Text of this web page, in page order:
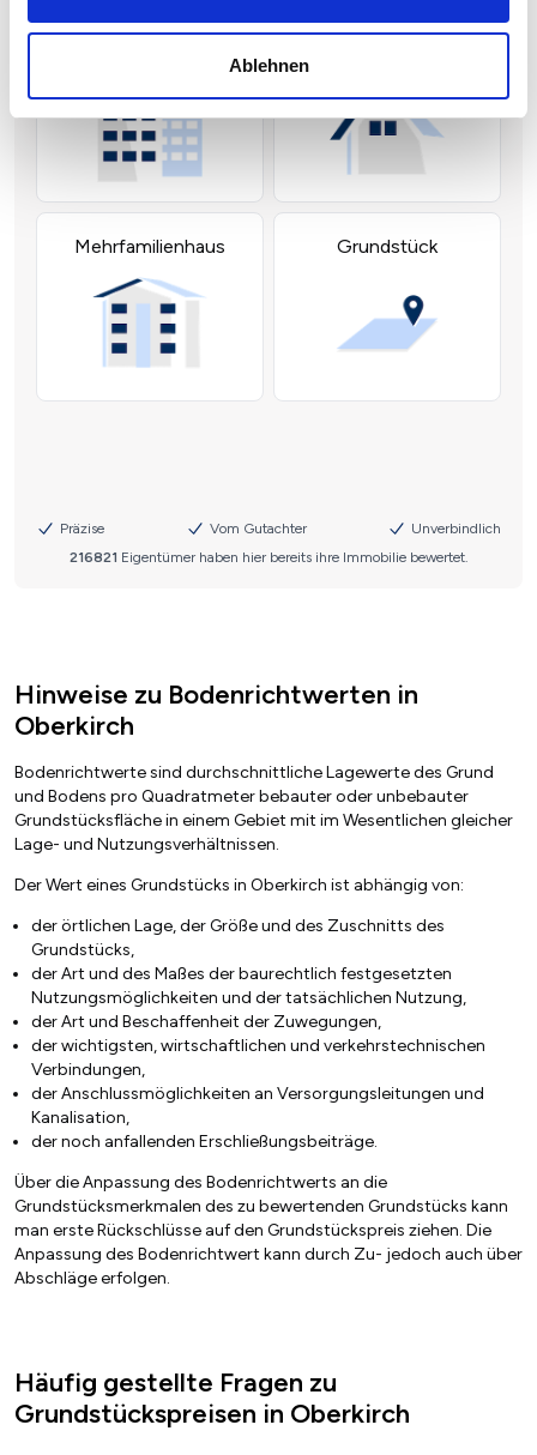
Ablehnen
Hinweise zu Bodenrichtwerten in
Oberkirch
Bodenrichtwerte sind durchschnittliche Lagewerte des Grund
und Bodens pro Quadratmeter bebauter oder unbebauter
Grundstücksfläche in einem Gebiet mit im Wesentlichen gleicher
Lage- und Nutzungsverhältnissen.
Der Wert eines Grundstücks in Oberkirch ist abhängig von:
der örtlichen Lage, der Größe und des Zuschnitts des
Grundstücks,
der Art und des Maßes der baurechtlich festgesetzten
Nutzungsmöglichkeiten und der tatsächlichen Nutzung,
der Art und Beschaffenheit der Zuwegungen,
der wichtigsten, wirtschaftlichen und verkehrstechnischen
Verbindungen,
der Anschlussmöglichkeiten an Versorgungsleitungen und
Kanalisation,
der noch anfallenden Erschließungsbeiträge.
Über die Anpassung des Bodenrichtwerts an die
Grundstücksmerkmalen des zu bewertenden Grundstücks kann
man erste Rückschlüsse auf den Grundstückspreis ziehen. Die
Anpassung des Bodenrichtwert kann durch Zu- jedoch auch über
Abschläge erfolgen.
Häufig gestellte Fragen zu
Grundstückspreisen in Oberkirch